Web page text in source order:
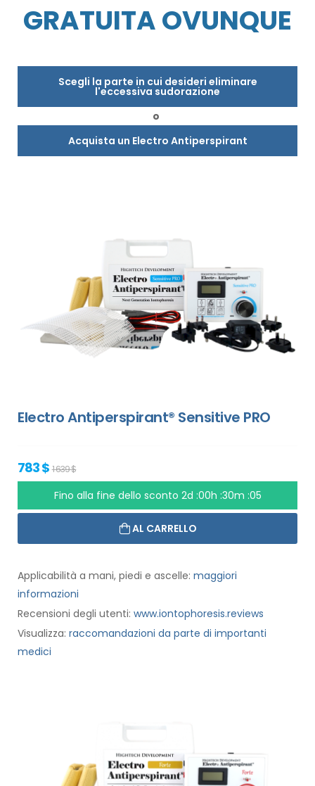
GRATUITA OVUNQUE
Scegli la parte in cui desideri eliminare
l'eccessiva sudorazione
o
Acquista un Electro Antiperspirant
Electro Antiperspirant® Sensitive PRO
783 $1 639 $
Fino alla fine dello sconto 2d :00h :30m :05
AL CARRELLO
Applicabilità a mani, piedi e ascelle: maggiori
informazioni
Recensioni degli utenti: www.iontophoresis.reviews
Visualizza: raccomandazioni da parte di importanti
medici